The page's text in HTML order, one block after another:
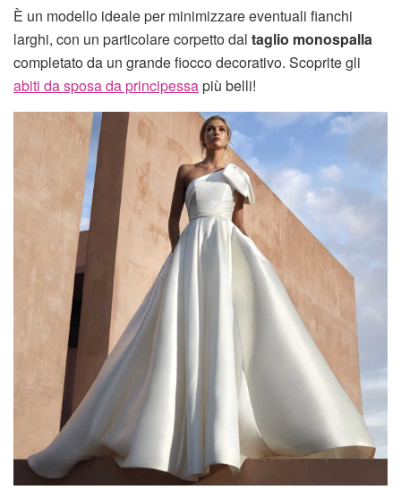
È un modello ideale per minimizzare eventuali fianchi
larghi, con un particolare corpetto dal taglio monospalla
completato da un grande fiocco decorativo. Scoprite gli
abiti da sposa da principessapiù belli!